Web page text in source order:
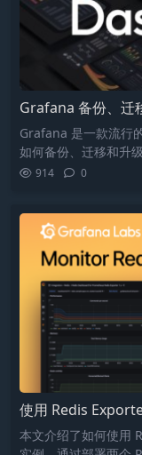
Grafana 备份、迁
Grafana 是一款流行
如何备份、迁移和升
径，迁移时需下载相
914 0
使用 Redis
本文介绍了如何使用